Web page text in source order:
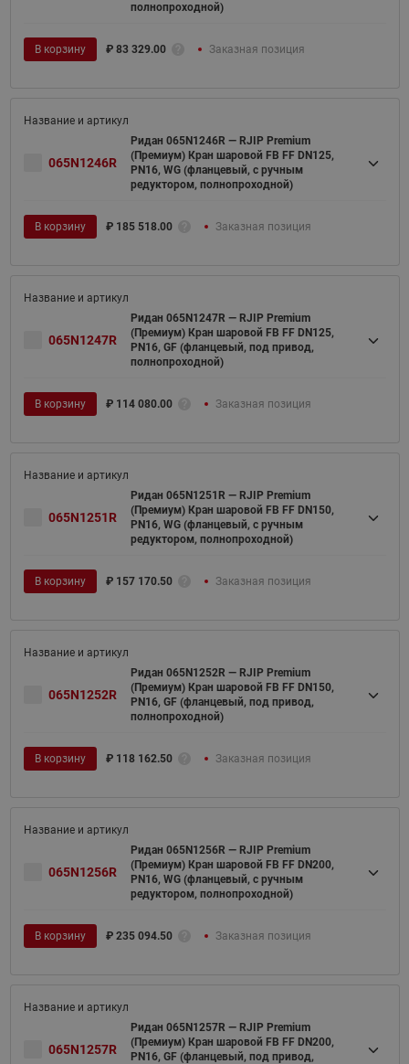
полнопроходной)
В корзину ₽ 83 329.00 Заказная позиция
065N1246R
Ридан 065N1246R — RJIP Premium
(Премиум) Кран шаровой FB FF DN125,
PN16, WG (фланцевый, с ручным
редуктором, полнопроходной)
В корзину ₽ 185 518.00 Заказная позиция
065N1247R
Ридан 065N1247R — RJIP Premium
(Премиум) Кран шаровой FB FF DN125,
PN16, GF (фланцевый, под привод,
полнопроходной)
В корзину ₽ 114 080.00 Заказная позиция
065N1251R
Ридан 065N1251R — RJIP Premium
(Премиум) Кран шаровой FB FF DN150,
PN16, WG (фланцевый, с ручным
редуктором, полнопроходной)
В корзину ₽ 157 170.50 Заказная позиция
065N1252R
Ридан 065N1252R — RJIP Premium
(Премиум) Кран шаровой FB FF DN150,
PN16, GF (фланцевый, под привод,
полнопроходной)
В корзину ₽ 118 162.50 Заказная позиция
065N1256R
Ридан 065N1256R — RJIP Premium
(Премиум) Кран шаровой FB FF DN200,
PN16, WG (фланцевый, с ручным
редуктором, полнопроходной)
В корзину ₽ 235 094.50 Заказная позиция
065N1257R
Ридан 065N1257R — RJIP Premium
(Премиум) Кран шаровой FB FF DN200,
PN16, GF (фланцевый, под привод,